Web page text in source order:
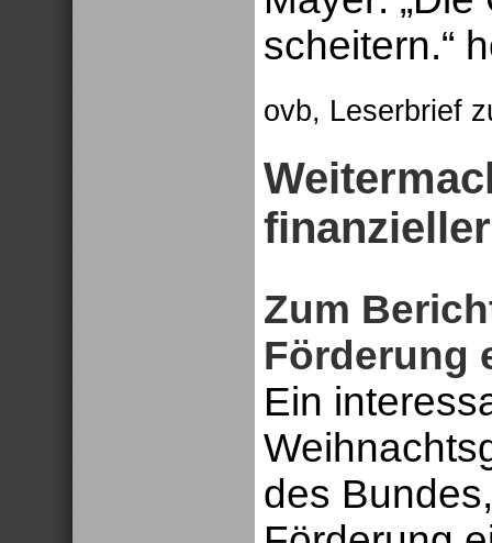
scheitern.“
ovb, Leserbrief
Zum
Förderung
Ein
des